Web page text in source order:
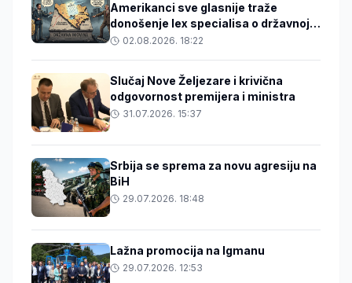
Amerikanci sve glasnije traže
donošenje lex specialisa o državnoj
imovini
02.08.2026. 18:22
Slučaj Nove Željezare i krivična
odgovornost premijera i ministra
31.07.2026. 15:37
Srbija se sprema za novu agresiju na
BiH
29.07.2026. 18:48
Lažna promocija na Igmanu
29.07.2026. 12:53